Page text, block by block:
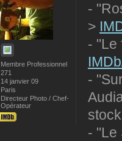
Membre Professionnel
271
14 janvier 09
Paris
Directeur Photo / Chef-
Opérateur
-
>
- "Le
-
- "Le